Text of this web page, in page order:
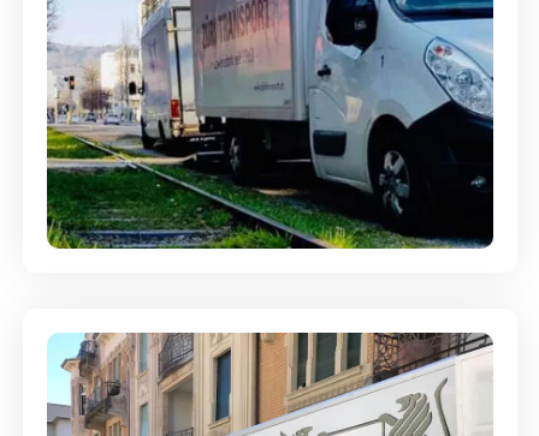
Ein- und Auspackservice